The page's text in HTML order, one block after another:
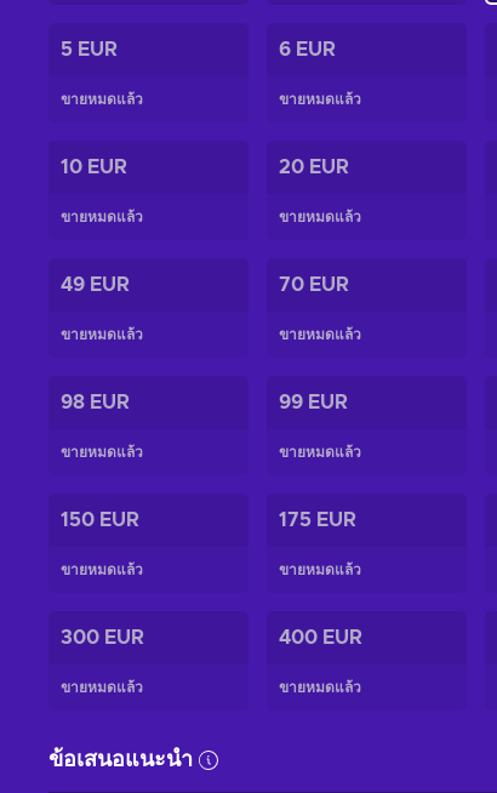
5 EUR
ขายหมดแล้ว
6 EUR
ขายหมดแล้ว
10 EUR
ขายหมดแล้ว
20 EUR
ขายหมดแล้ว
49 EUR
ขายหมดแล้ว
70 EUR
ขายหมดแล้ว
98 EUR
ขายหมดแล้ว
99 EUR
ขายหมดแล้ว
150 EUR
ขายหมดแล้ว
175 EUR
ขายหมดแล้ว
300 EUR
ขายหมดแล้ว
400 EUR
ขายหมดแล้ว
ข้อเสนอแนะนำ